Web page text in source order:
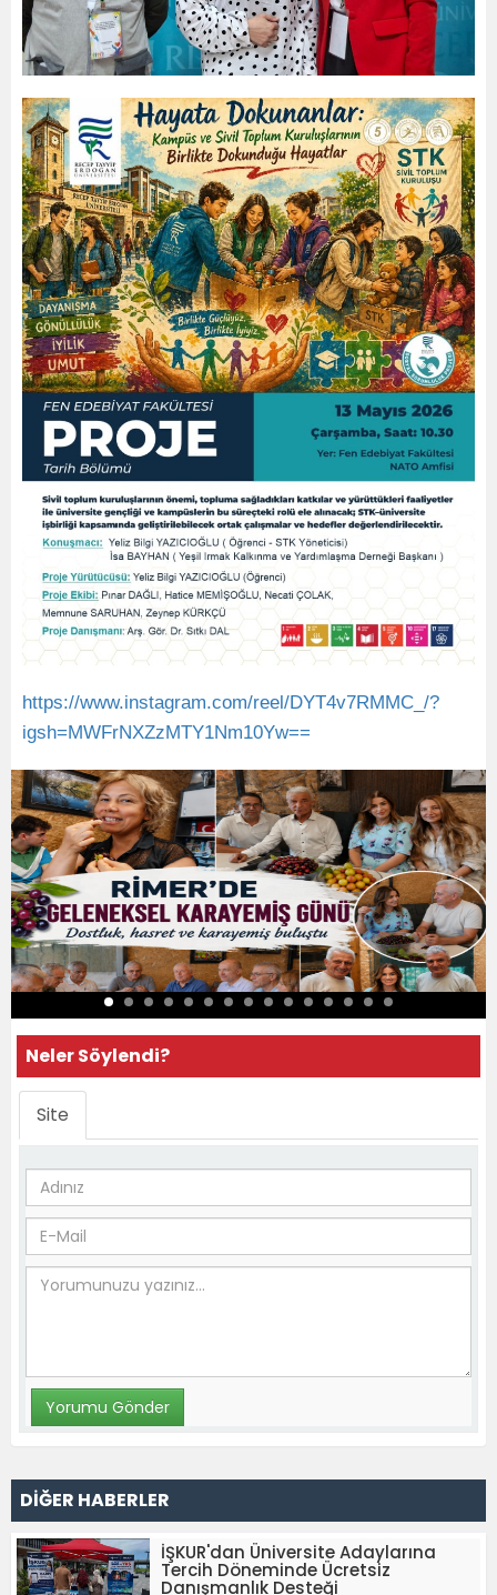
https://www.instagram.com/reel/DYT4v7RMMC_/?
igsh=MWFrNXZzMTY1Nm10Yw==
Neler Söylendi?
Site
DİĞER HABERLER
İŞKUR'dan Üniversite Adaylarına
Tercih Döneminde Ücretsiz
Danışmanlık Desteği